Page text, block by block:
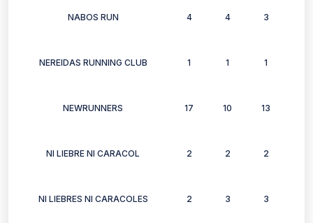
NABOS RUN 4 4 3
NEREIDAS RUNNING CLUB 1 1 1
NEWRUNNERS 17 10 13
NI LIEBRE NI CARACOL 2 2 2
NI LIEBRES NI CARACOLES 2 3 3